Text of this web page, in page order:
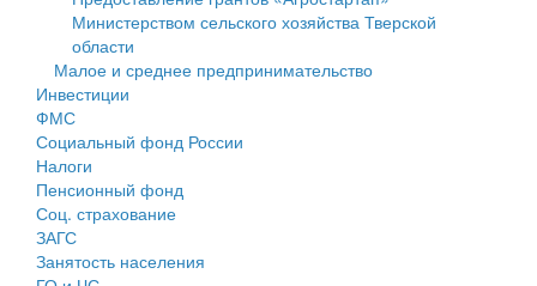
Социальная защита
Фотоальбом
Муниципальные услуги
Проекты административных регламентов
Антимонопольный комплаенс
Противодействие коррупции
Информационная поддержка субъектов малого и
среднего предпринимательства
Муниципальные программы
Контрольно-счетная палата
Персональные данные
Оценка регулирующего воздействия
Министерством сельского хозяйства Тверской
области
Малое и среднее предпринимательство
Инвестиции
ФМС
Социальный фонд России
Налоги
Пенсионный фонд
Соц. страхование
ЗАГС
Занятость населения